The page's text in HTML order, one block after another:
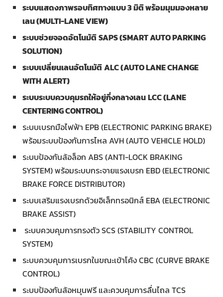
ระบบแสดงภาพรอบทิศทางแบบ 3 มิติ พร้อมมุมมองหลาย
เลน (MULTI-LANE VIEW)
ระบบช่วยจอดอัตโนมัติSAPS(SMART AUTO PARKING
SOLUTION)
ระบบเปลี่ยนเลนอัตโนมัติALC (AUTO LANE CHANGE
WITH ALERT)
ระบบระบบควบคุมรถให้อยู่กึ่งกลางเลนLCC (LANE
CENTERING CONTROL)
ระบบเบรกมือไฟฟ้า EPB (ELECTRONIC PARKING BRAKE)
พร้อมระบบป้องกันการไหล AVH (AUTO VEHICLE HOLD)
ระบบป้องกันล้อล็อก ABS (ANTI-LOCK BRAKING
SYSTEM) พร้อมระบบกระจายแรงเบรก EBD (ELECTRONIC
BRAKE FORCE DISTRIBUTOR)
ระบบเสริมแรงเบรกด้วยอิเล็กทรอนิกส์ EBA (ELECTRONIC
BRAKE ASSIST)
ระบบควบคุมการทรงตัว SCS (STABILITY CONTROL
SYSTEM)
ระบบควบคุมการเบรกในขณะเข้าโค้ง CBC (CURVE BRAKE
CONTROL)
ระบบป้องกันล้อหมุนฟรี และควบคุมการลื่นไถล TCS